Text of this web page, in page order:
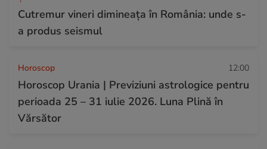
Cutremur vineri dimineața în România: unde s-
a produs seismul
Horoscop 12:00
Horoscop Urania | Previziuni astrologice pentru
perioada 25 – 31 iulie 2026. Luna Plină în
Vărsător